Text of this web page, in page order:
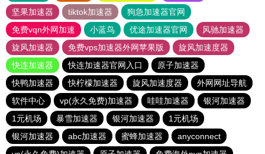
坚果加速器
tiktok加速器
狗急加速器官网
免费vqn外网加速
小蓝鸟 优途加速器官网
风驰加速器
旋风加速器
免费vps加速器外网苹果版
旋风加速度器
快连加速器
快连加速器官网入口
原子加速器
快鸭加速器
快柠檬加速器 旋风加速度器
外网网址导航
软件中心
vp(永久免费)加速器 哇哇加速器
银河加速器
1元机场
暴雪加速器 银河加速器
1元机场
银河加速器
abc加速器 蜜蜂加速器
anyconnect